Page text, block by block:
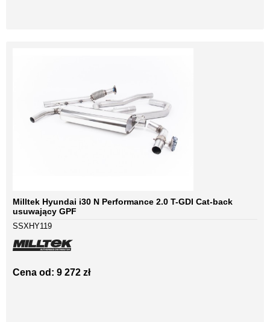
Milltek Hyundai i30 N Performance 2.0 T-GDI Cat-back
usuwający GPF
SSXHY119
Cena od: 9 272 zł